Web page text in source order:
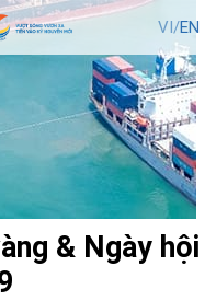
VI/EN
& Ngày hội